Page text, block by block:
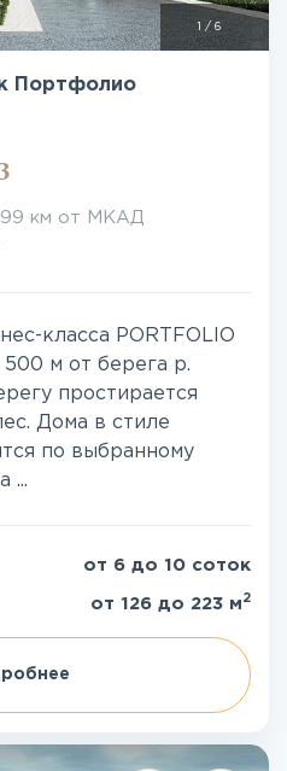
/ 6
Портфолио
99 км от МКАД
класса PORTFOLIO
м от берега р.
простирается
Дома в стиле
по выбранному
...
от 6 до 10 соток
от 126 до 223 м 2